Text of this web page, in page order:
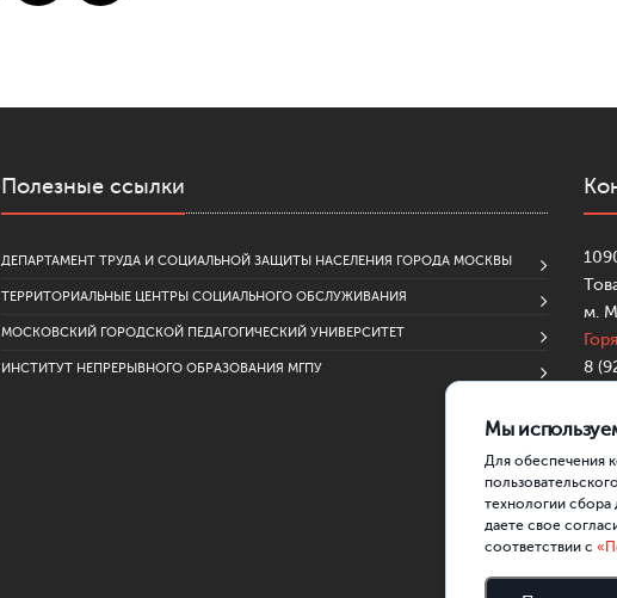
Полезные ссылки
ДЕПАРТАМЕНТ ТРУДА И СОЦИАЛЬНОЙ ЗАЩИТЫ НАСЕЛЕНИЯ ГОРОДА МОСКВЫ
ТЕРРИТОРИАЛЬНЫЕ ЦЕНТРЫ СОЦИАЛЬНОГО ОБСЛУЖИВАНИЯ
МОСКОВСКИЙ ГОРОДСКОЙ ПЕДАГОГИЧЕСКИЙ УНИВЕРСИТЕТ
ИНСТИТУТ НЕПРЕРЫВНОГО ОБРАЗОВАНИЯ МГПУ
м.
8
Мы
Для обеспечения
технологии сбора
даете свое
соответствии с